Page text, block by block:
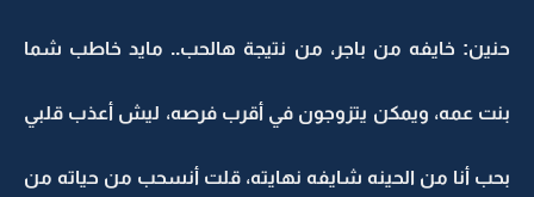
حنين: خايفه من باجر، من نتيجة هالحب.. مايد خاطب شما
بنت عمه، ويمكن يتزوجون في أقرب فرصه، ليش أعذب قلبي
بحب أنا من الحينه شايفه نهايته، قلت أنسحب من حياته من